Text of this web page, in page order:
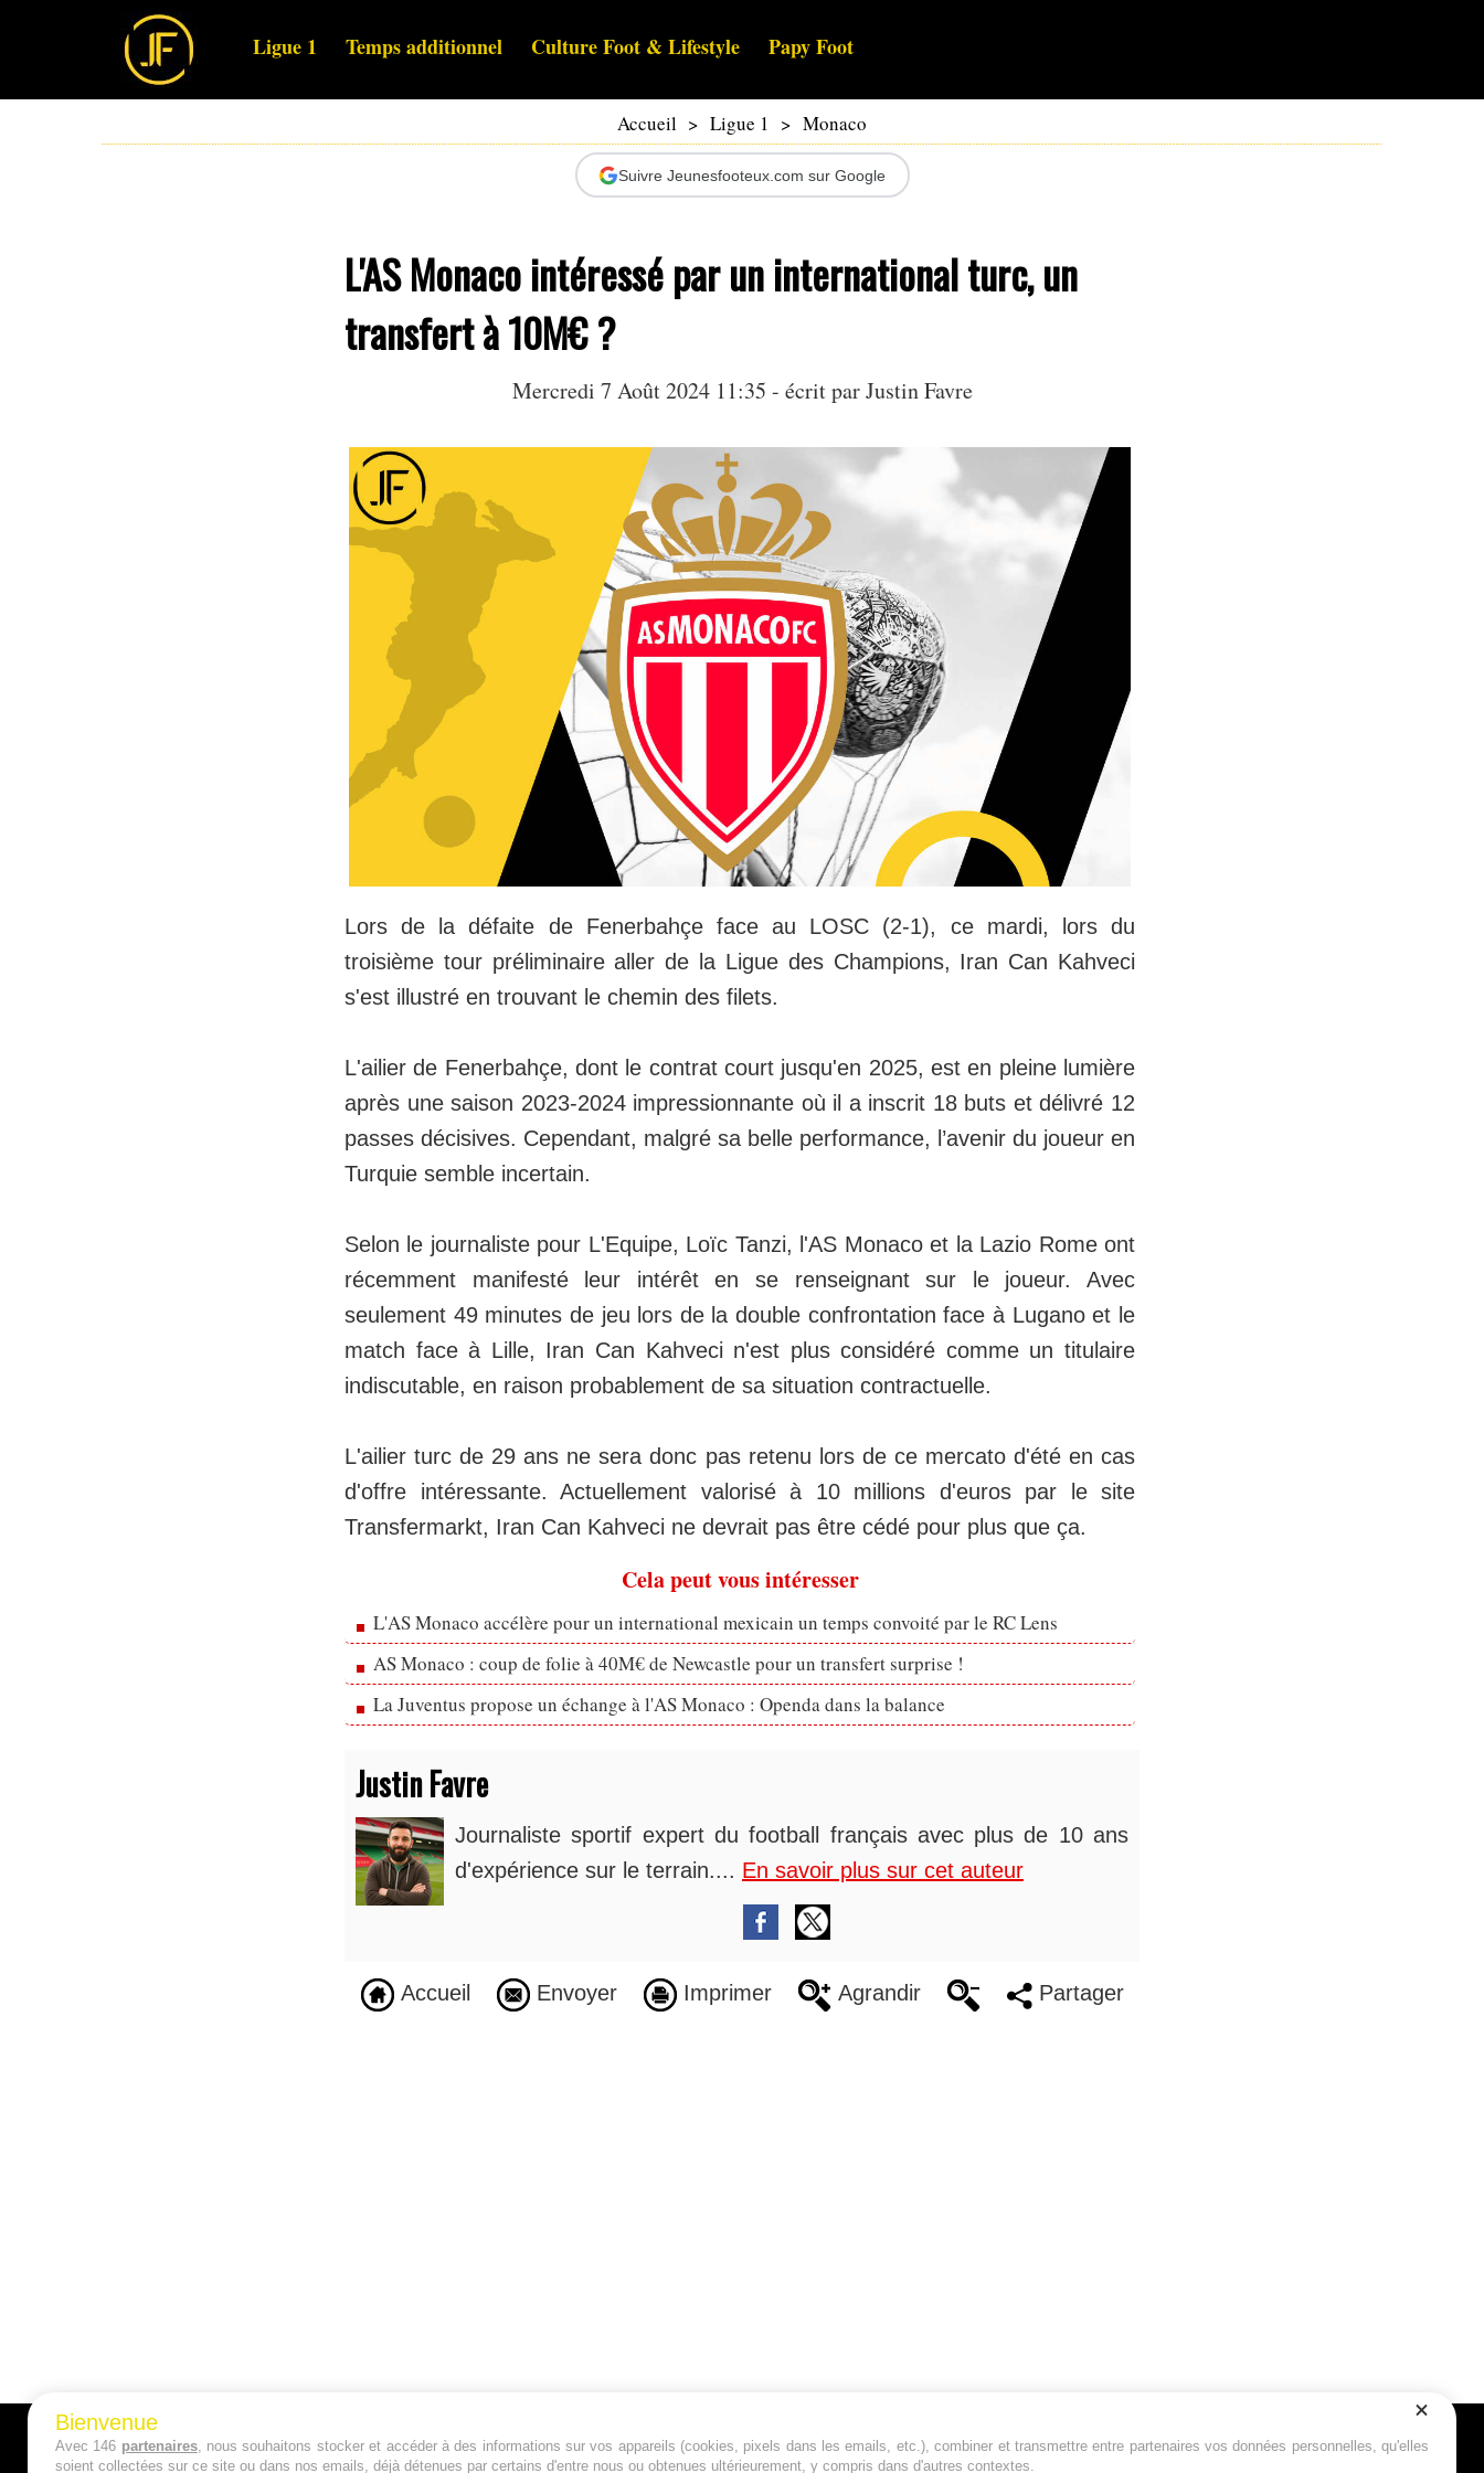
Ligue 1 Temps additionnel Culture Foot & Lifestyle Papy Foot
Accueil > Ligue 1 > Monaco
Suivre Jeunesfooteux.com sur Google
L'AS Monaco intéressé par un international turc, un
transfert à 10M€ ?
Mercredi 7 Août 2024 11:35 - écrit parJustin Favre
Lors de la défaite de Fenerbahçe face au LOSC (2-1), ce mardi, lors du
troisième tour préliminaire aller de la Ligue des Champions, Iran Can Kahveci
s'est illustré en trouvant le chemin des filets.
L'ailier de Fenerbahçe, dont le contrat court jusqu'en 2025, est en pleine lumière
après une saison 2023-2024 impressionnante où il a inscrit 18 buts et délivré 12
passes décisives. Cependant, malgré sa belle performance, l’avenir du joueur en
Turquie semble incertain.
Selon le journaliste pour L'Equipe, Loïc Tanzi, l'AS Monaco et la Lazio Rome ont
récemment manifesté leur intérêt en se renseignant sur le joueur. Avec
seulement 49 minutes de jeu lors de la double confrontation face à Lugano et le
match face à Lille, Iran Can Kahveci n'est plus considéré comme un titulaire
indiscutable, en raison probablement de sa situation contractuelle.
L'ailier turc de 29 ans ne sera donc pas retenu lors de ce mercato d'été en cas
d'offre intéressante. Actuellement valorisé à 10 millions d'euros par le site
Transfermarkt, Iran Can Kahveci ne devrait pas être cédé pour plus que ça.
Cela peut vous intéresser
L'AS Monaco accélère pour un international mexicain un temps convoité par le RC Lens
AS Monaco : coup de folie à 40M€ de Newcastle pour un transfert surprise !
La Juventus propose un échange à l'AS Monaco : Openda dans la balance
Justin Favre
Journaliste sportif expert du football français avec plus de 10 ans
d'expérience sur le terrain.... En savoir plus sur cet auteur
Accueil Envoyer Imprimer Agrandir Partager
A PROPOS Jeunesfooteux est un média sportif qui traite
Bienvenue
Avec 146 partenaires, nous souhaitons stocker et accéder à des informations sur vos appareils (cookies, pixels dans les emails, etc.), combiner et transmettre entre partenaires vos données personnelles, qu'elles
soient collectées sur ce site ou dans nos emails, déjà détenues par certains d'entre nous ou obtenues ultérieurement, y compris dans d'autres contextes.